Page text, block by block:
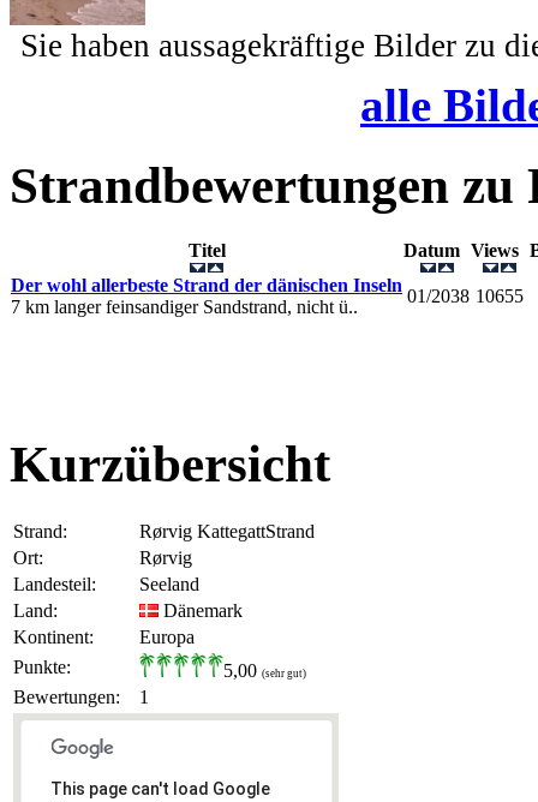
Sie haben aussagekräftige Bilder zu
alle
Strandbewertungen zu
Titel Datum Views
Der wohl allerbeste Strand der dänischen Inseln
7 km langer feinsandiger Sandstrand, nicht ü..
01/2038 10655
Kurzübersicht
Strand:
Rørvig KattegattStrand
Ort:
Rørvig
Landesteil:
Seeland
Land:
Dänemark
Kontinent:
Europa
Punkte:
5,00 (sehr gut)
Bewertungen: 1
This page can't load Google